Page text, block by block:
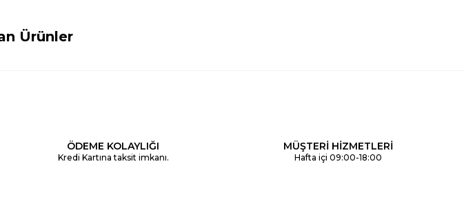
Ürünler
ÖDEME KOLAYLIĞI
Kredi Kartına taksit imkanı.
MÜŞTERİ HİZMETLERİ
Hafta içi 09:00-18:00